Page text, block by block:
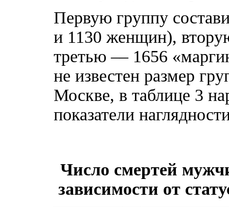
Первую группу
и 1130 женщин),
третью –– 1656
не известен размер
Москве, в таблице 3
показатели
Число смертей
зависимости от